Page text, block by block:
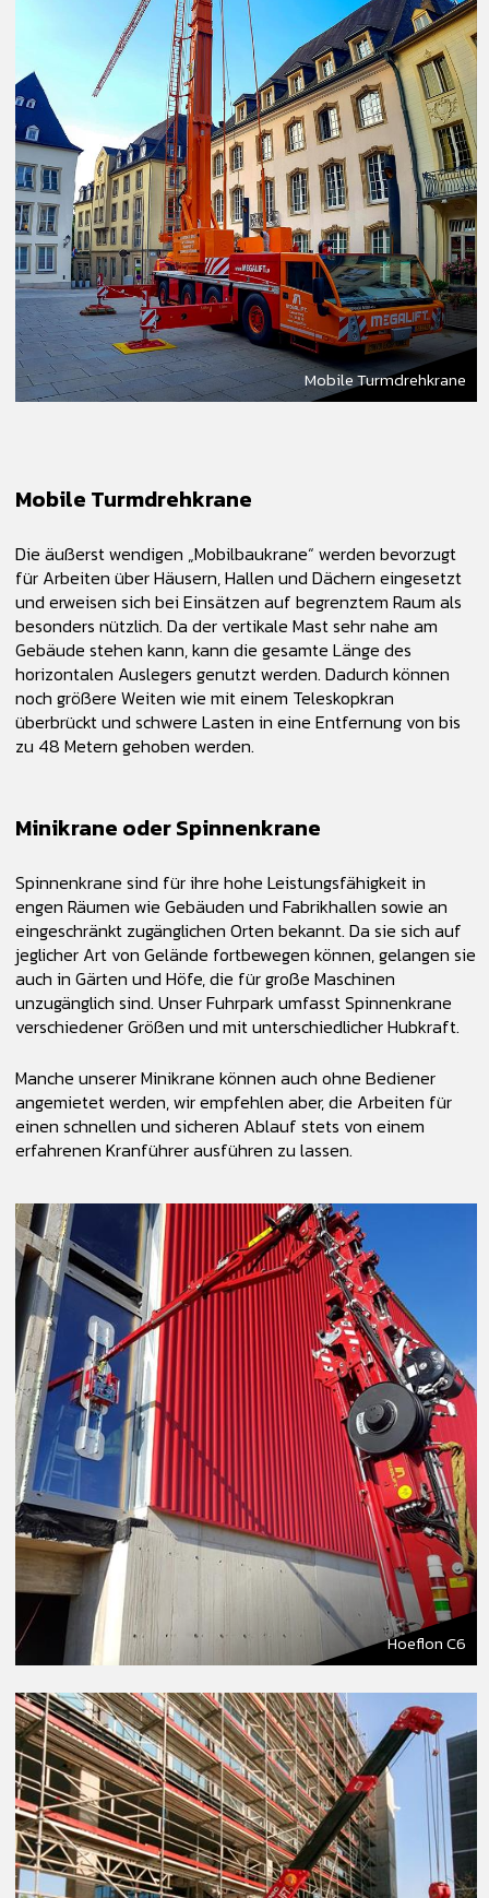
Mobile Turmdrehkrane
Mobile Turmdrehkrane
Die äußerst wendigen „Mobilbaukrane“ werden bevorzugt
für Arbeiten über Häusern, Hallen und Dächern eingesetzt
und erweisen sich bei Einsätzen auf begrenztem Raum als
besonders nützlich. Da der vertikale Mast sehr nahe am
Gebäude stehen kann, kann die gesamte Länge des
horizontalen Auslegers genutzt werden. Dadurch können
noch größere Weiten wie mit einem Teleskopkran
überbrückt und schwere Lasten in eine Entfernung von bis
zu 48 Metern gehoben werden.
Minikrane oder Spinnenkrane
Spinnenkrane sind für ihre hohe Leistungsfähigkeit in
engen Räumen wie Gebäuden und Fabrikhallen sowie an
eingeschränkt zugänglichen Orten bekannt. Da sie sich auf
jeglicher Art von Gelände fortbewegen können, gelangen sie
auch in Gärten und Höfe, die für große Maschinen
unzugänglich sind. Unser Fuhrpark umfasst Spinnenkrane
verschiedener Größen und mit unterschiedlicher Hubkraft.
Manche unserer Minikrane können auch ohne Bediener
angemietet werden, wir empfehlen aber, die Arbeiten für
einen schnellen und sicheren Ablauf stets von einem
erfahrenen Kranführer ausführen zu lassen.
Hoeflon C6